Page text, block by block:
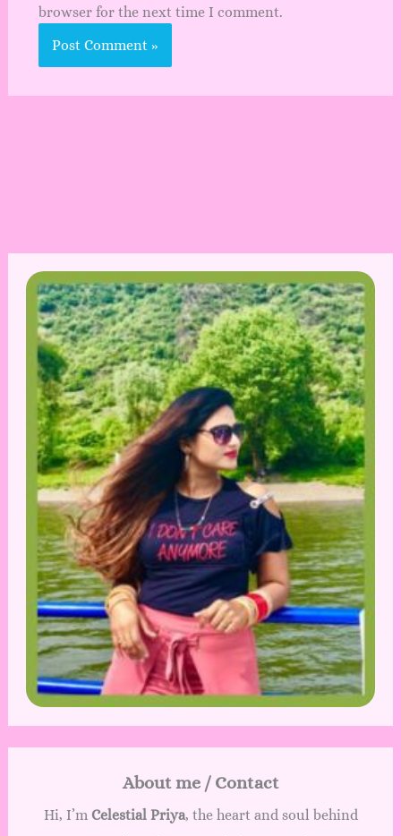
browser for the next time I comment.
About me / Contact
Hi, I’m Celestial Priya, the heart and soul behind